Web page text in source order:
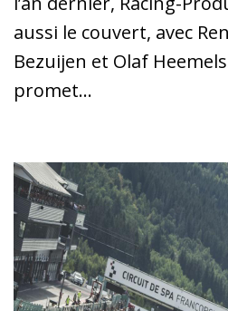
aussi le couvert, avec
Bezuijen et Olaf
promet…